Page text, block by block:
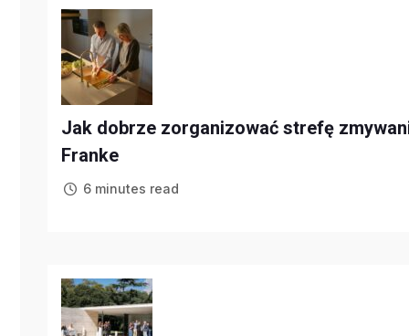
Jak dobrze zorganizować strefę
Franke
6 minutes read